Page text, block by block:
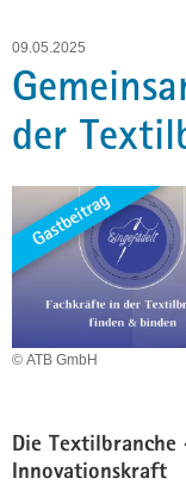
r
e
i
f
e
e
N
i
i
o
a
t
i
o
n
i
c
h
09.05.2025
der
© ATB GmbH
Die
Innovationskraft